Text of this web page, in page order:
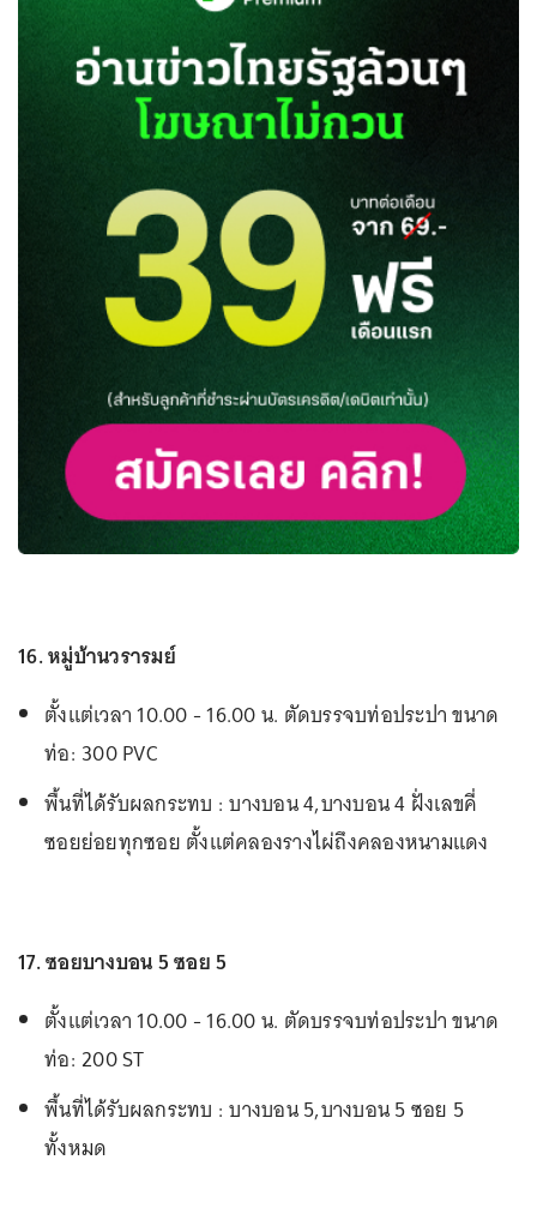
16. หมู่บ้านวรารมย์
ตั้งแต่เวลา 10.00 - 16.00 น. ตัดบรรจบท่อประปา ขนาด
ท่อ: 300 PVC
พื้นที่ได้รับผลกระทบ : บางบอน 4,บางบอน 4 ฝั่งเลขคี่
ซอยย่อยทุกซอย ตั้งแต่คลองรางไผ่ถึงคลองหนามแดง
17. ซอยบางบอน 5 ซอย 5
ตั้งแต่เวลา 10.00 - 16.00 น. ตัดบรรจบท่อประปา ขนาด
ท่อ: 200 ST
พื้นที่ได้รับผลกระทบ : บางบอน 5,บางบอน 5 ซอย 5
ทั้งหมด